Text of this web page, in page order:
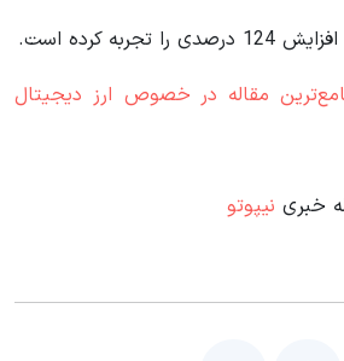
مقاله در خصوص ارز دیجیتال
خبری نیپوتو